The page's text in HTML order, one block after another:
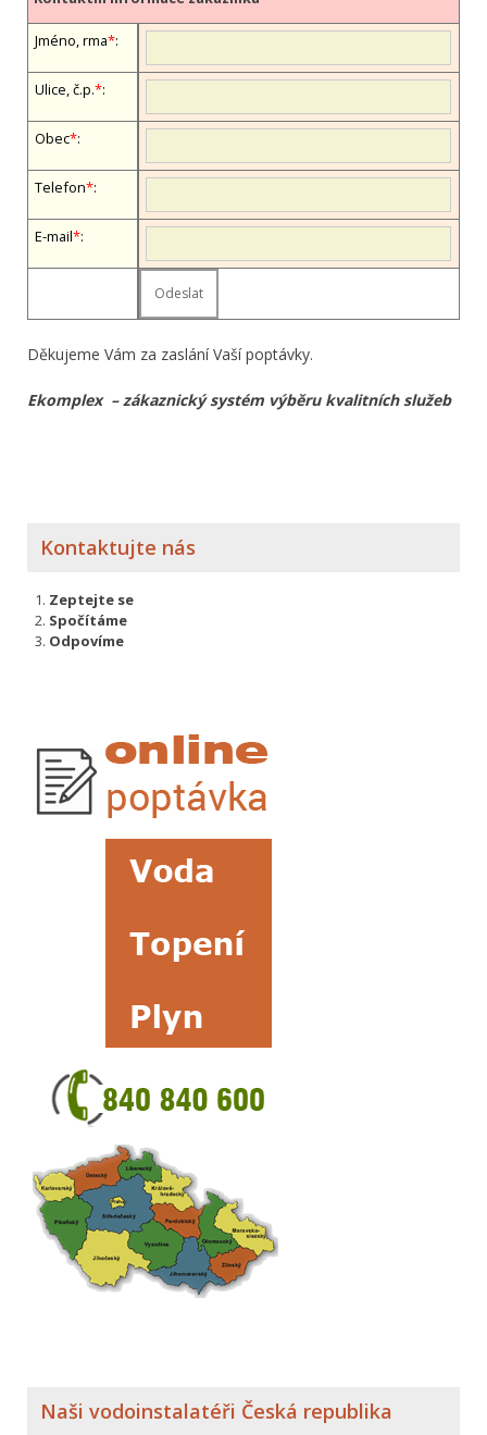
Jméno, firma*:
Ulice, č.p.*:
Obec*:
Telefon*:
E-mail*:
Děkujeme Vám za zaslání Vaší poptávky.
Ekomplex – zákaznický systém výběru kvalitních služeb
Kontaktujte nás
Zeptejte se
Spočítáme
Odpovíme
Naši vodoinstalatéři Česká republika